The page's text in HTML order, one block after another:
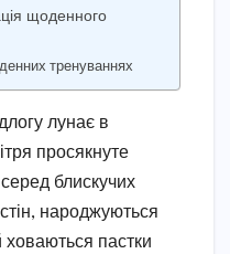
щоденного
тренуваннях
лунає в
просякнуте
блискучих
народжуються
ховаються пастки